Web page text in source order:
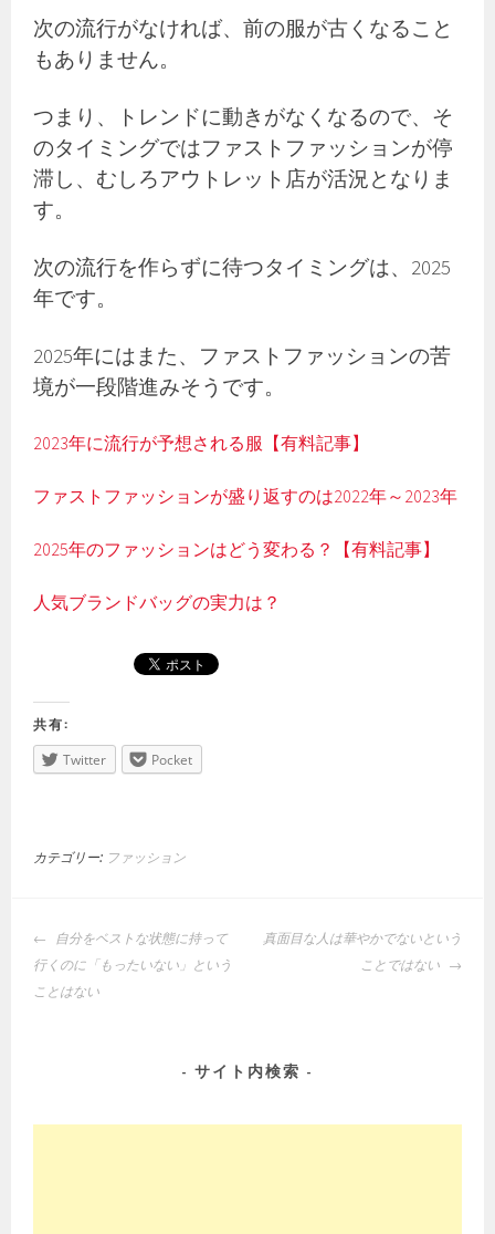
次の流行がなければ、前の服が古くなること
もありません。
つまり、トレンドに動きがなくなるので、そ
のタイミングではファストファッションが停
滞し、むしろアウトレット店が活況となりま
す。
次の流行を作らずに待つタイミングは、2025
年です。
2025年にはまた、ファストファッションの苦
境が一段階進みそうです。
2023年に流行が予想される服【有料記事】
ファストファッションが盛り返すのは2022年～2023年
2025年のファッションはどう変わる？【有料記事】
人気ブランドバッグの実力は？
共有:
Twitter
Pocket
カテゴリー: ファッション
投
稿
ナ
ョ
自分をベストな状態に持って
行くのに「もったいない」という
ことはない
真面目な人は華やかでないという
ことではない
サイト内検索